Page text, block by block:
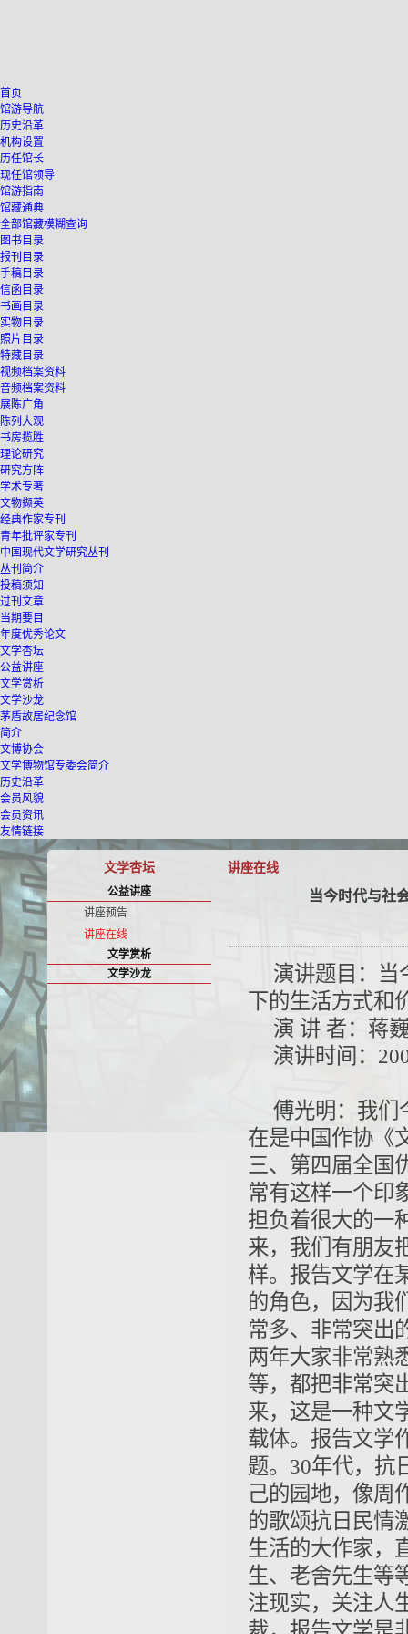
首页
馆游导航
历史沿革
机构设置
历任馆长
现任馆领导
馆游指南
馆藏通典
全部馆藏模糊查询
图书目录
报刊目录
手稿目录
信函目录
书画目录
实物目录
照片目录
特藏目录
视频档案资料
音频档案资料
展陈广角
陈列大观
书房揽胜
理论研究
研究方阵
学术专著
文物撷英
经典作家专刊
青年批评家专刊
中国现代文学研究丛刊
丛刊简介
投稿须知
过刊文章
当期要目
年度优秀论文
文学杏坛
公益讲座
文学赏析
文学沙龙
茅盾故居纪念馆
简介
文博协会
文学博物馆专委会简介
历史沿革
会员风貌
会员资讯
友情链接
文学杏坛 讲座在线
公益讲座
讲座预告
讲座在线
文学赏析
文学沙龙
当今时代与社
演讲题目：
当
下的生活方式和
演 讲 者： 蒋
演讲时间：
傅光明：我们
在是中国作协《
三、第四届全国
常有这样一个印
担负着很大的一
来，我们有朋友
样。报告文学在
的角色，因为我
常多、非常突出
两年大家非常熟
等，都把非常突
来，这是一种文
载体。报告文学
题。30年代，抗
己的园地，像周
的歌颂抗日民情
生活的大作家，
生、老舍先生等
注现实，关注人